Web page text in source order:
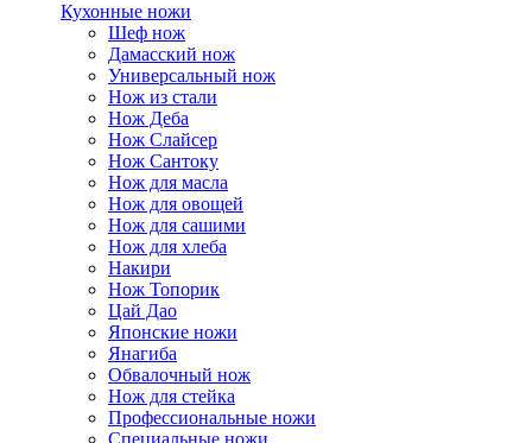
Кухонные ножи
Шеф нож
Дамасский нож
Универсальный нож
Нож из стали
Нож Деба
Нож Слайсер
Нож Сантоку
Нож для масла
Нож для овощей
Нож для сашими
Нож для хлеба
Накири
Нож Топорик
Цай Дао
Японские ножи
Янагиба
Обвалочный нож
Нож для стейка
Профессиональные ножи
Специальные ножи